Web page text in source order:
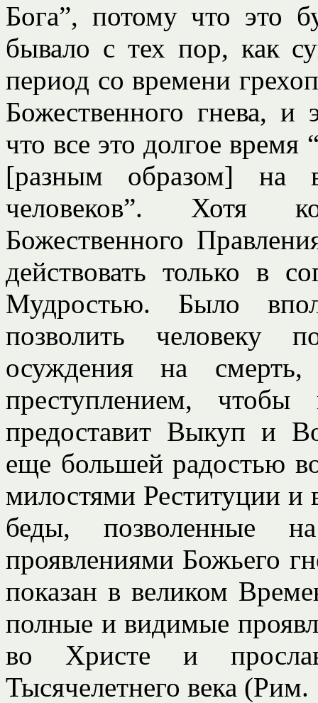
Бога”, потому что это
бывало с тех пор, как
период со времени
Божественного гнева, и
что все это долгое время
[разным образом] на
человеков”. Хотя
Божественного
действовать только в
Мудростью. Было
позволить человеку
осуждения на смерть,
преступлением,
предоставит Выкуп и
еще большей радостью
милостями Реституции и
беды, позволенные
проявлениями Божьего
показан в великом
полные и видимые
во Христе и
Тысячелетнего века